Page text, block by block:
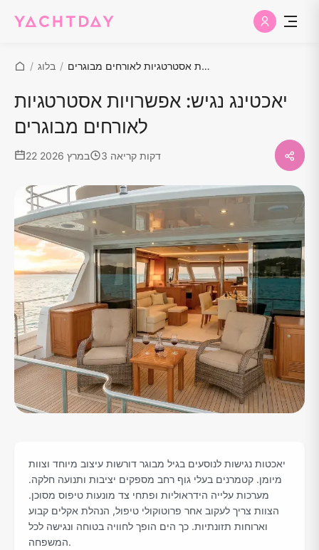
/ בלוג / יאכטינג נגיש: אפשרויות אסטרטגיות לאורחים מבוגרים
יאכטינג נגיש: אפשרויות אסטרטגיות
לאורחים מבוגרים
22 במרץ 2026 3 דקות קריאה
יאכטות נגישות לנוסעים בגיל מבוגר דורשות עיצוב מיוחד וצוות
מיומן. קטמרנים בעלי גוף רחב מספקים יציבות ותנועה חלקה.
מערכות עלייה הידראוליות ופתחי צד מונעות טיפוס מסוכן.
הצוות צריך לעקוב אחר פרוטוקולי טיפול, הנהלת אקלים קבוע
וארוחות תזונתיות. כך הים הופך לחוויה בטוחה ונגישה לכל
המשפחה.